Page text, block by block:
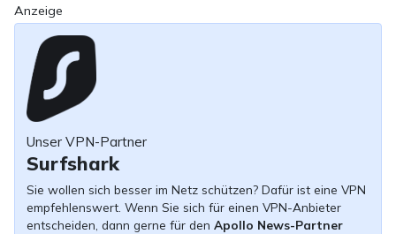
Anzeige
Unser VPN-Partner
Surfshark
Sie wollen sich besser im Netz schützen? Dafür ist eine VPN
empfehlenswert. Wenn Sie sich für einen VPN-Anbieter
entscheiden, dann gerne für den Apollo News-Partner